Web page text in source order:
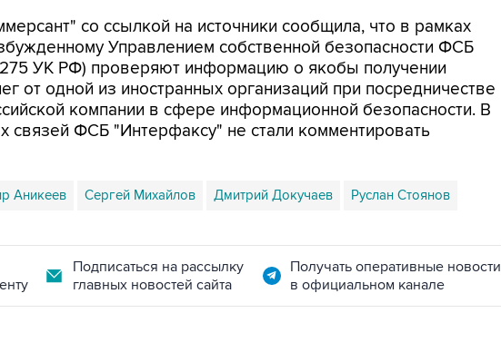
со ссылкой на источники сообщила, что в рамках
Управлением собственной безопасности ФСБ
275 УК РФ) проверяют информацию о якобы получении
от одной из иностранных организаций при посредничестве
компании в сфере информационной безопасности. В
связей ФСБ "Интерфаксу" не стали комментировать
Аникеев Сергей Михайлов Дмитрий Докучаев Руслан Стоянов
Подписаться на рассылку
главных новостей сайта
Получать оперативные новости
в официальном канале